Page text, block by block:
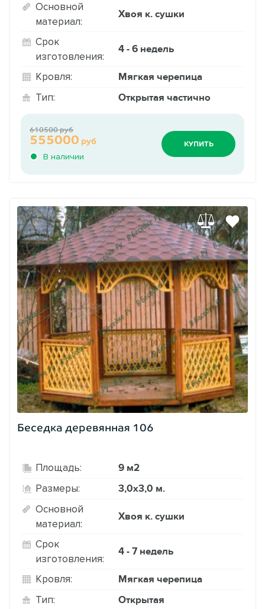
Основной
материал:
Хвоя к. сушки
Срок
изготовления:
4 - 6 недель
Кровля: Мягкая черепица
Тип: Открытая частично
В наличии
555000 руб
610500 руб
КУПИТЬ
Беседка деревянная 106
Площадь: 9 м2
Размеры: 3,0х3,0 м.
Основной
материал:
Хвоя к. сушки
Срок
изготовления:
4 - 7 недель
Кровля: Мягкая черепица
Тип: Открытая